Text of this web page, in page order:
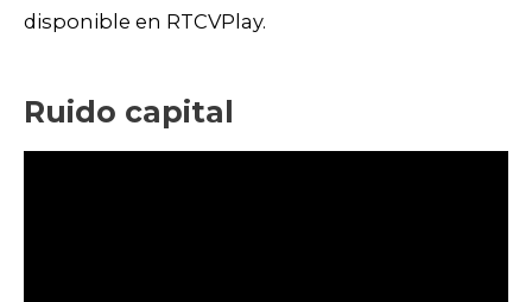
disponible en RTCVPlay.
Ruido capital